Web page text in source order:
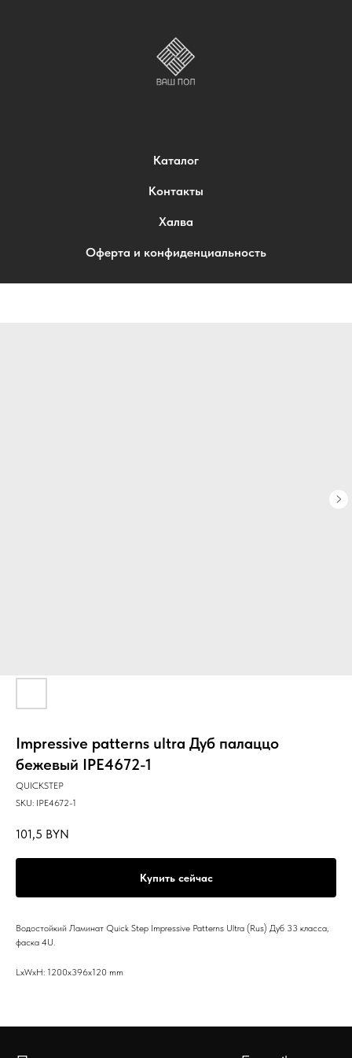
Каталог
Контакты
Халва
Оферта и конфиденциальность
Impressive patterns ultra Дуб палаццо
бежевый IPE4672-1
QUICKSTEP
SKU: IPE4672-1
101,5 BYN
Купить сейчас
Водостойкий Ламинат Quick Step Impressive Patterns Ultra (Rus) Дуб 33 класса,
фаска 4U.
LxWxH: 1200x396x120 mm